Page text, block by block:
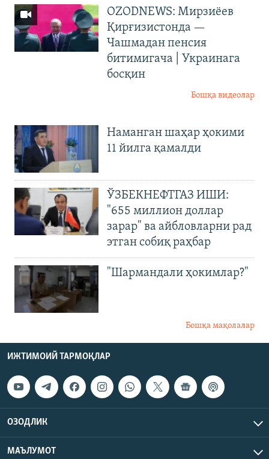
OZODNEWS: Мирзиёев
Қирғизистонда —
Чашмадан пенсия
битимигача | Украинага
босқин
Бошқа видеолар
Наманган шаҳар ҳокими
11 йилга қамалди
ЎЗБЕКНЕФТГАЗ ИШИ:
"655 миллион доллар
зарар" ва айбловларни рад
этган собиқ раҳбар
"Шармандали ҳокимлар?"
Бошқа мақолалар
ИЖТИМОИЙ ТАРМОҚЛАР
ОЗОДЛИК
МАЪЛУМОТ